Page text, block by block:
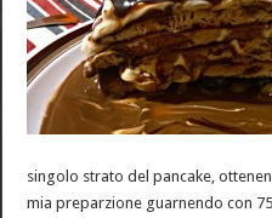
singolo strato del pancake,
mia preparzione guarnendo con